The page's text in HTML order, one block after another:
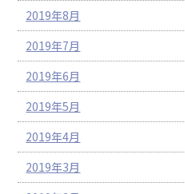
2019年8月
2019年7月
2019年6月
2019年5月
2019年4月
2019年3月